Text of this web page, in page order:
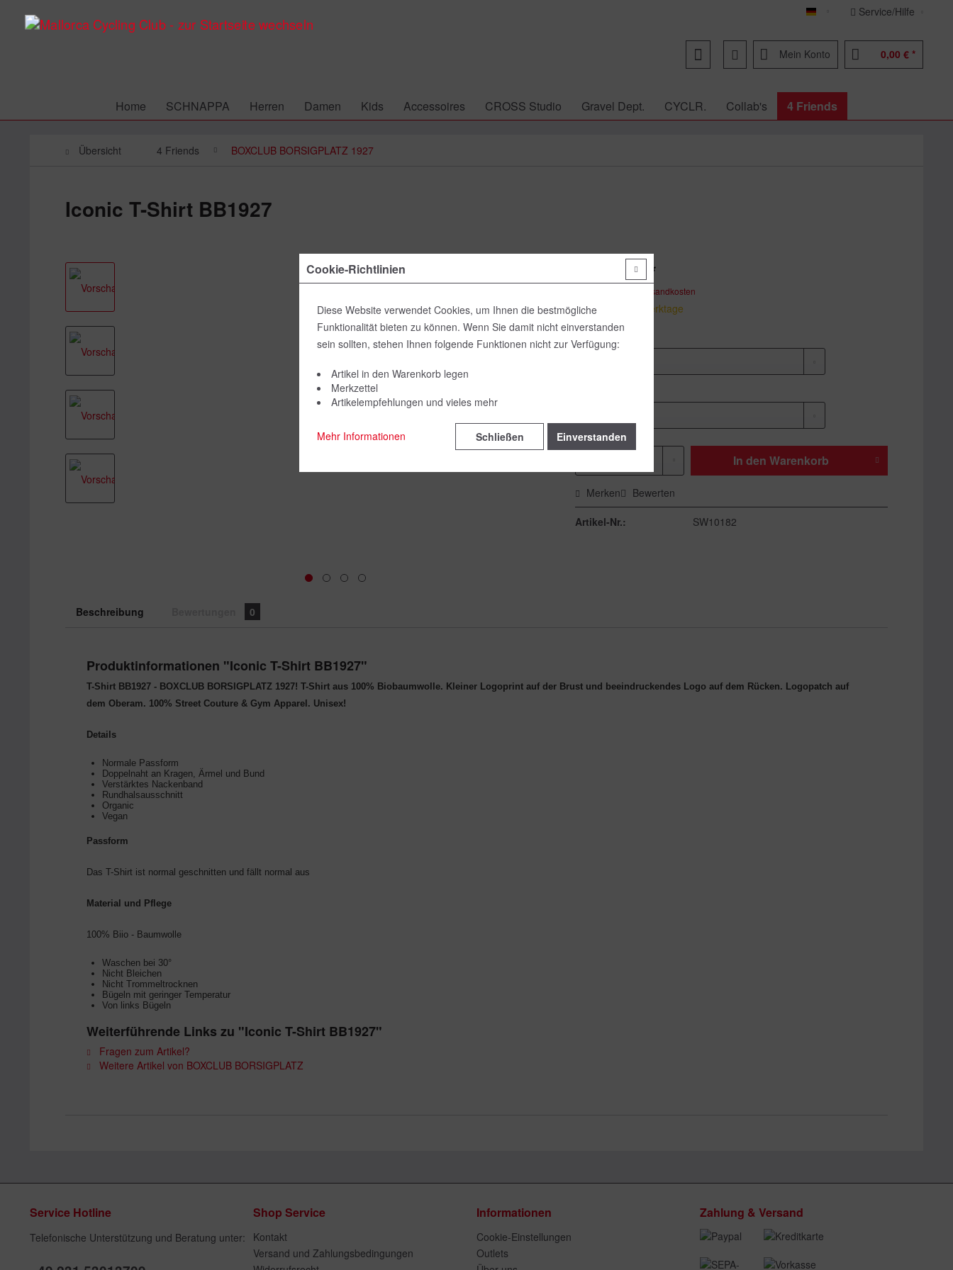
Deutsch Service/Hilfe
Mein Konto 0,00 € *
Home SCHNAPPA Herren Damen Kids Accessoires CROSS Studio Gravel Dept. CYCLR. Collab's 4 Friends
Übersicht 4 Friends BOXCLUB BORSIGPLATZ 1927
Iconic T-Shirt BB1927
39,00 € *
zzgl. Versandkosten
Lieferzeit 7 Werktage
Farbe:
In den Warenkorb
Merken Bewerten
Artikel-Nr.: SW10182
Beschreibung 0
Produktinformationen "Iconic T-Shirt BB1927"
T-Shirt BB1927 - BOXCLUB BORSIGPLATZ 1927! T-Shirt aus 100% Biobaumwolle. Kleiner Logoprint auf der Brust und beeindruckendes Logo auf dem Rücken. Logopatch auf
dem Oberam. 100% Street Couture & Gym Apparel. Unisex!
Details
Normale Passform
Doppelnaht an Kragen, Ärmel und Bund
Verstärktes Nackenband
Rundhalsausschnitt
Organic
Vegan
Passform
Das T-Shirt ist normal geschnitten und fällt normal aus
Material und Pflege
100% Biio - Baumwolle
Waschen bei 30°
Nicht Bleichen
Nicht Trommeltrocknen
Bügeln mit geringer Temperatur
Von links Bügeln
Weiterführende Links zu "Iconic T-Shirt BB1927"
Fragen zum Artikel?
Weitere Artikel von BOXCLUB BORSIGPLATZ
Service Hotline
Telefonische Unterstützung und Beratung unter:
Shop Service
Kontakt
Versand und Zahlungsbedingungen
Informationen
Cookie-Einstellungen
Outlets
Zahlung & Versand
Cookie-Richtlinien
Diese Website verwendet Cookies, um Ihnen die bestmögliche
Funktionalität bieten zu können. Wenn Sie damit nicht einverstanden
sein sollten, stehen Ihnen folgende Funktionen nicht zur Verfügung:
Artikel in den Warenkorb legen
Merkzettel
Artikelempfehlungen und vieles mehr
Mehr Informationen Einverstanden
Schließen